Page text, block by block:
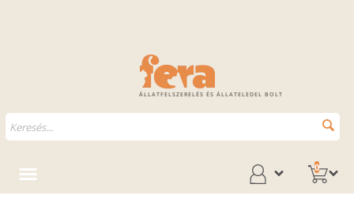
ÁLLATFELSZERELÉS ÉS ÁLLATELEDEL BOLT
0